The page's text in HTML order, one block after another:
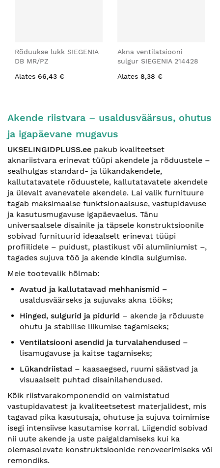
Rõduukse lukk SIEGENIA
DB MR/PZ
Alates 66,43 €
Akna ventilatsiooni
sulgur SIEGENIA 214428
Alates 8,38 €
Akende riistvara – usaldusväärsus, ohutus
ja igapäevane mugavus
UKSELINGIDPLUSS.ee pakub kvaliteetset
aknariistvara erinevat tüüpi akendele ja rõduustele –
sealhulgas standard- ja lükandakendele,
kallutatavatele rõduustele, kallutatavatele akendele
ja ülevalt avanevatele akendele. Lai valik furnituure
tagab maksimaalse funktsionaalsuse, vastupidavuse
ja kasutusmugavuse igapäevaelus. Tänu
universaalsele disainile ja täpsele konstruktsioonile
sobivad furnituurid ideaalselt erinevat tüüpi
profiilidele – puidust, plastikust või alumiiniumist –,
tagades sujuva töö ja akende kindla sulgumise.
Meie tootevalik hõlmab:
Avatud ja kallutatavad mehhanismid –
usaldusväärseks ja sujuvaks akna tööks;
Hinged, sulgurid ja pidurid – akende ja rõduuste
ohutu ja stabiilse liikumise tagamiseks;
Ventilatsiooni asendid ja turvalahendused –
lisamugavuse ja kaitse tagamiseks;
Lükandriistad – kaasaegsed, ruumi säästvad ja
visuaalselt puhtad disainilahendused.
Kõik riistvarakomponendid on valmistatud
vastupidavatest ja kvaliteetsetest materjalidest, mis
tagavad pika kasutusaja, ohutuse ja sujuva toimimise
isegi intensiivse kasutamise korral. Liigendid sobivad
nii uute akende ja uste paigaldamiseks kui ka
olemasolevate konstruktsioonide renoveerimiseks või
remondiks.